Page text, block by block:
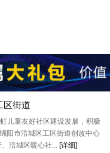
街道
儿童友好社区建设发展，积极
阳市涪城区工区街道创改中心
涪城区暖心社... [详细]